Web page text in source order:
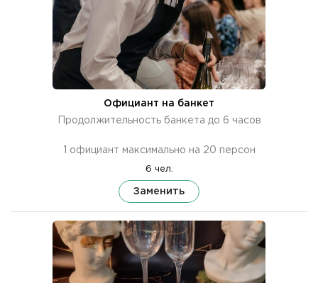
Официант на банкет
Продолжительность банкета до 6 часов
1 официант максимально на 20 персон
6 чел.
Заменить